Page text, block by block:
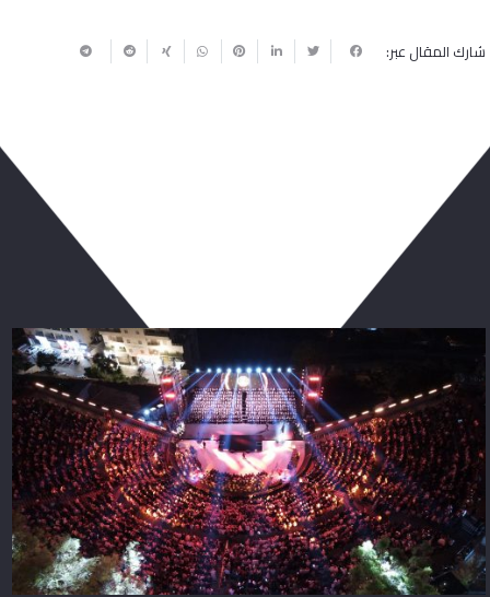
شارك المقال عبر: